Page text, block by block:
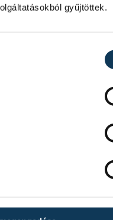
gyűjtöttek.